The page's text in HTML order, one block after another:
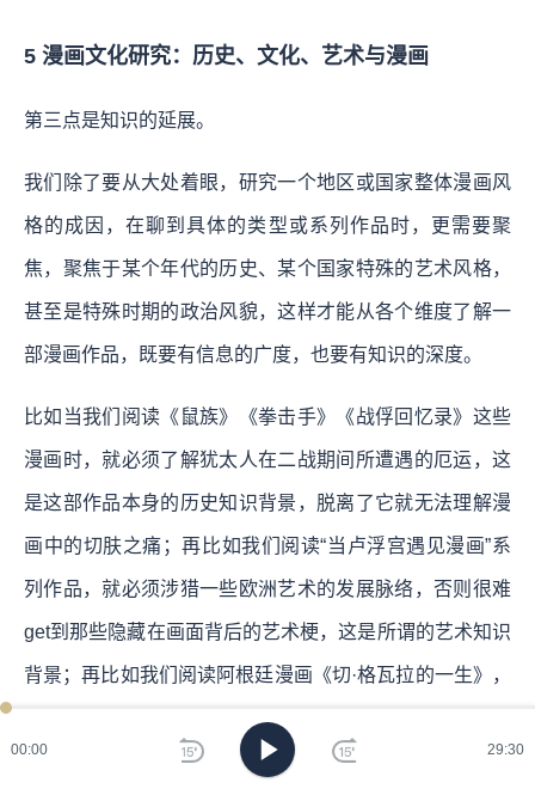
00:00 29:30
5 漫画文化研究：历史、文化、艺术与漫画
第三点是知识的延展。
我们除了要从大处着眼，研究一个地区或国家整体漫画风
格的成因，在聊到具体的类型或系列作品时，更需要聚
焦，聚焦于某个年代的历史、某个国家特殊的艺术风格，
甚至是特殊时期的政治风貌，这样才能从各个维度了解一
部漫画作品，既要有信息的广度，也要有知识的深度。
比如当我们阅读《鼠族》《拳击手》《战俘回忆录》这些
漫画时，就必须了解犹太人在二战期间所遭遇的厄运，这
是这部作品本身的历史知识背景，脱离了它就无法理解漫
画中的切肤之痛；再比如我们阅读“当卢浮宫遇见漫画”系
列作品，就必须涉猎一些欧洲艺术的发展脉络，否则很难
get到那些隐藏在画面背后的艺术梗，这是所谓的艺术知识
背景；再比如我们阅读阿根廷漫画《切·格瓦拉的一生》，
就必须对阿根廷独裁统治有足够的了解，否则我们永远都
不会了解这部作品的作者，为什么会因为这部作品而惨遭